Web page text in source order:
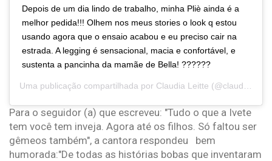
Depois de um dia lindo de trabalho, minha Pliè ainda é a
melhor pedida!!! Olhem nos meus stories o look q estou
usando agora que o ensaio acabou e eu preciso cair na
estrada. A legging é sensacional, macia e confortável, e
sustenta a pancinha da mamãe de Bella! ??????
Uma publicação compartilhada por Claudia Leitte (@claudialeitte) em
Para o seguidor (a) que escreveu: "Tudo o que a Ivete
tem você tem inveja. Agora até os filhos. Só faltou ser
gêmeos também", a cantora respondeu bem
humorada:"De todas as histórias bobas que inventaram